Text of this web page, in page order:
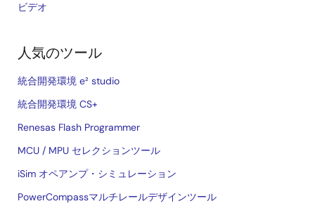
ビデオ
人気のツール
統合開発環境 e² studio
統合開発環境 CS+
Renesas Flash Programmer
MCU / MPU セレクションツール
iSim オペアンプ・シミュレーション
PowerCompassマルチレールデザインツール